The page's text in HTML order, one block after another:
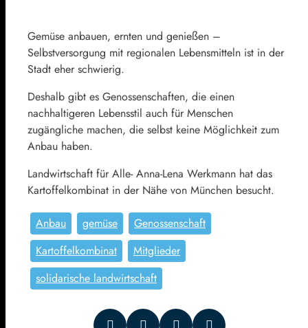
Gemüse anbauen, ernten und genießen –
Selbstversorgung mit regionalen Lebensmitteln ist in der
Stadt eher schwierig.
Deshalb gibt es Genossenschaften, die einen
nachhaltigeren Lebensstil auch für Menschen
zugängliche machen, die selbst keine Möglichkeit zum
Anbau haben.
Landwirtschaft für Alle- Anna-Lena Werkmann hat das
Kartoffelkombinat in der Nähe von München besucht.
Anbau gemüse
Genossenschaft
Kartoffelkombinat
Mitglieder
solidarische landwirtschaft